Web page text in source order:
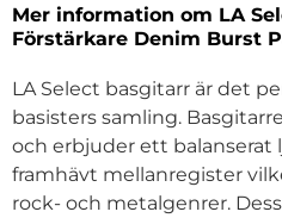
Mer information om LA
Förstärkare Denim Burst
LA Select basgitarr är det
basisters samling.
och erbjuder ett
framhävt mellanregister
rock- och metalgenrer.